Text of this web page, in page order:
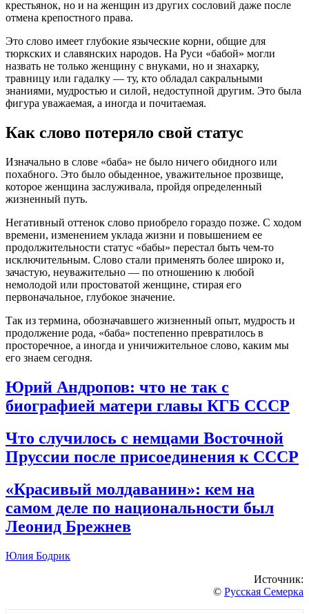
крестьянок, но и на женщин из других сословий даже после
отмена крепостного права.
Это слово имеет глубокие языческие корни, общие для
тюркских и славянских народов. На Руси «бабой» могли
назвать не только женщину с внуками, но и знахарку,
травницу или гадалку — ту, кто обладал сакральными
знаниями, мудростью и силой, недоступной другим. Это была
фигура уважаемая, а иногда и почитаемая.
Как слово потеряло свой статус
Изначально в слове «баба» не было ничего обидного или
похабного. Это было обыденное, уважительное прозвище,
которое женщина заслуживала, пройдя определенный
жизненный путь.
Негативный оттенок слово приобрело гораздо позже. С ходом
времени, изменением уклада жизни и повышением ее
продолжительности статус «бабы» перестал быть чем-то
исключительным. Слово стали применять более широко и,
зачастую, неуважительно — по отношению к любой
немолодой или простоватой женщине, стирая его
первоначальное, глубокое значение.
Так из термина, обозначавшего жизненный опыт, мудрость и
продолжение рода, «баба» постепенно превратилось в
просторечное, а иногда и уничижительное слово, каким мы
его знаем сегодня.
Юрий Андропов: что не так с
биографией матери главы КГБ СССР
Что случилось с немцами Восточной
Пруссии после присоединения к СССР
«Красивый молдаванин»: кем на
самом деле по национальности был
Леонид Брежнев
Юлия Бодрик
Источник:
© Русская Семерка